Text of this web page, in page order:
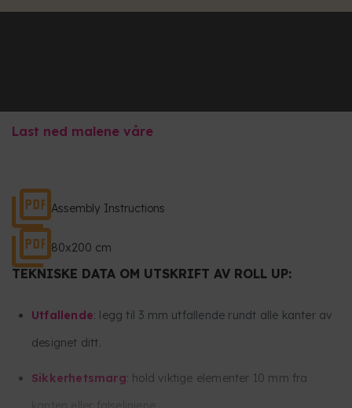
Last ned malene våre
Assembly Instructions
80x200 cm
TEKNISKE DATA OM UTSKRIFT AV ROLL UP:
Utfallende: legg til 3 mm utfallende rundt alle kanter av
designet ditt.
Sikkerhetsmarg: hold viktige elementer 10 mm fra